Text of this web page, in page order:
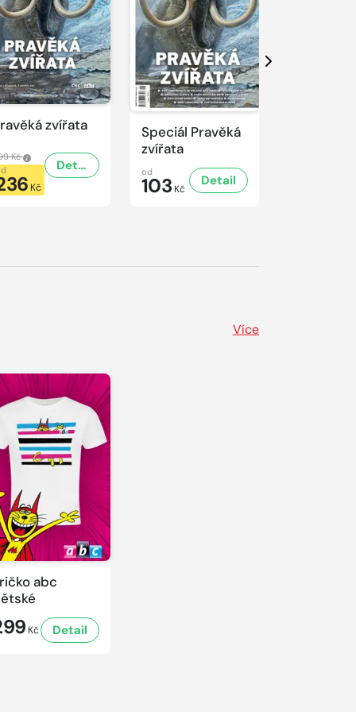
zvířata
Kč
Kč
Detail
Speciál Pravěká
zvířata
od
103 Kč
Detail
Další
Více
abc
Kč Detail